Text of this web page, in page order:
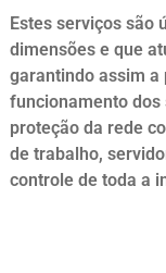
Estes serviços são
dimensões e que
garantindo assim a
funcionamento
proteção da rede
de trabalho,
controle de toda a